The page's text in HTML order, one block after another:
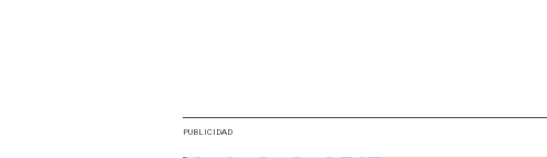
PUBLICIDAD